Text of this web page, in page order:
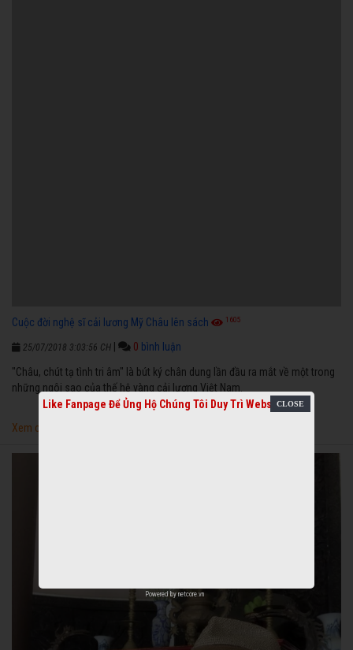
Cuộc đời nghệ sĩ cải lương Mỹ Châu lên sách 1605
25/07/2018 3:03:56 CH 0 bình luận
"Châu, chút tạ tình tri âm" là bút ký chân dung lần đầu ra mắt về một trong
những ngôi sao của thế hệ vàng cải lương Việt Nam.
Xem chi tiết
Like Fanpage Để Ủng Hộ Chúng Tôi Duy Trì Website
Powered by netcore.vn